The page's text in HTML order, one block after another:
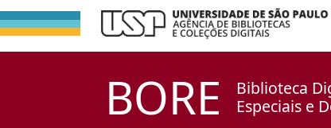
BORE
Biblioteca
Especiais e